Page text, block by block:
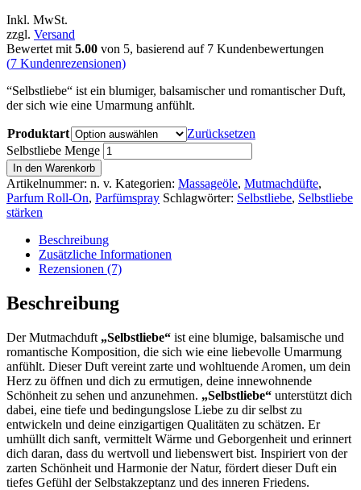
Inkl. MwSt.
zzgl. Versand
Bewertet mit 5.00 von 5, basierend auf 7 Kundenbewertungen
(7 Kundenrezensionen)
“Selbstliebe“ ist ein blumiger, balsamischer und romantischer Duft,
der sich wie eine Umarmung anfühlt.
Produktart
Zurücksetzen
Selbstliebe Menge
In den Warenkorb
Artikelnummer: n. v. Kategorien: Massageöle, Mutmachdüfte,
Parfum Roll-On, Parfümspray Schlagwörter: Selbstliebe, Selbstliebe
stärken
Beschreibung
Zusätzliche Informationen
Rezensionen (7)
Beschreibung
Der Mutmachduft „Selbstliebe“ ist eine blumige, balsamische und
romantische Komposition, die sich wie eine liebevolle Umarmung
anfühlt. Dieser Duft vereint zarte und wohltuende Aromen, um dein
Herz zu öffnen und dich zu ermutigen, deine innewohnende
Schönheit zu sehen und anzunehmen. „Selbstliebe“ unterstützt dich
dabei, eine tiefe und bedingungslose Liebe zu dir selbst zu
entwickeln und deine einzigartigen Qualitäten zu schätzen. Er
umhüllt dich sanft, vermittelt Wärme und Geborgenheit und erinnert
dich daran, dass du wertvoll und liebenswert bist. Inspiriert von der
zarten Schönheit und Harmonie der Natur, fördert dieser Duft ein
tiefes Gefühl der Selbstakzeptanz und des inneren Friedens.